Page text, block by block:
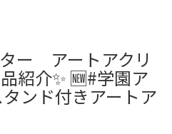
ー アートアクリ
紹介✨ 🆕#学園ア
ンド付きアートア